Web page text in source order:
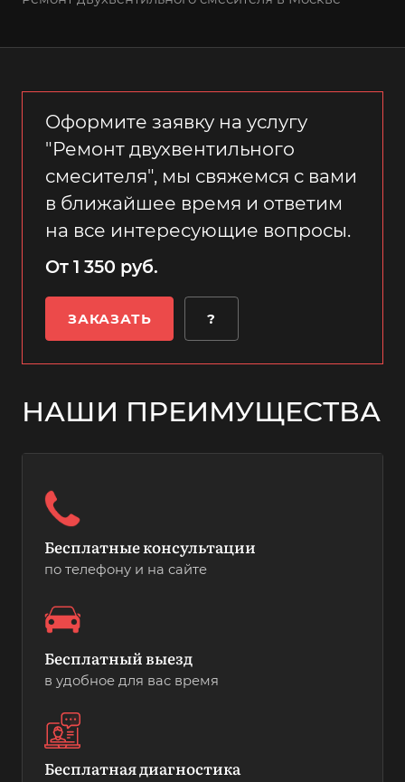
Оформите заявку на услугу
"Ремонт двухвентильного
смесителя", мы свяжемся с вами
в ближайшее время и ответим
на все интересующие вопросы.
От 1 350 руб.
ЗАКАЗАТЬ ?
НАШИ ПРЕИМУЩЕСТВА
Бесплатные консультации
по телефону и на сайте
Бесплатный выезд
в удобное для вас время
Бесплатная диагностика